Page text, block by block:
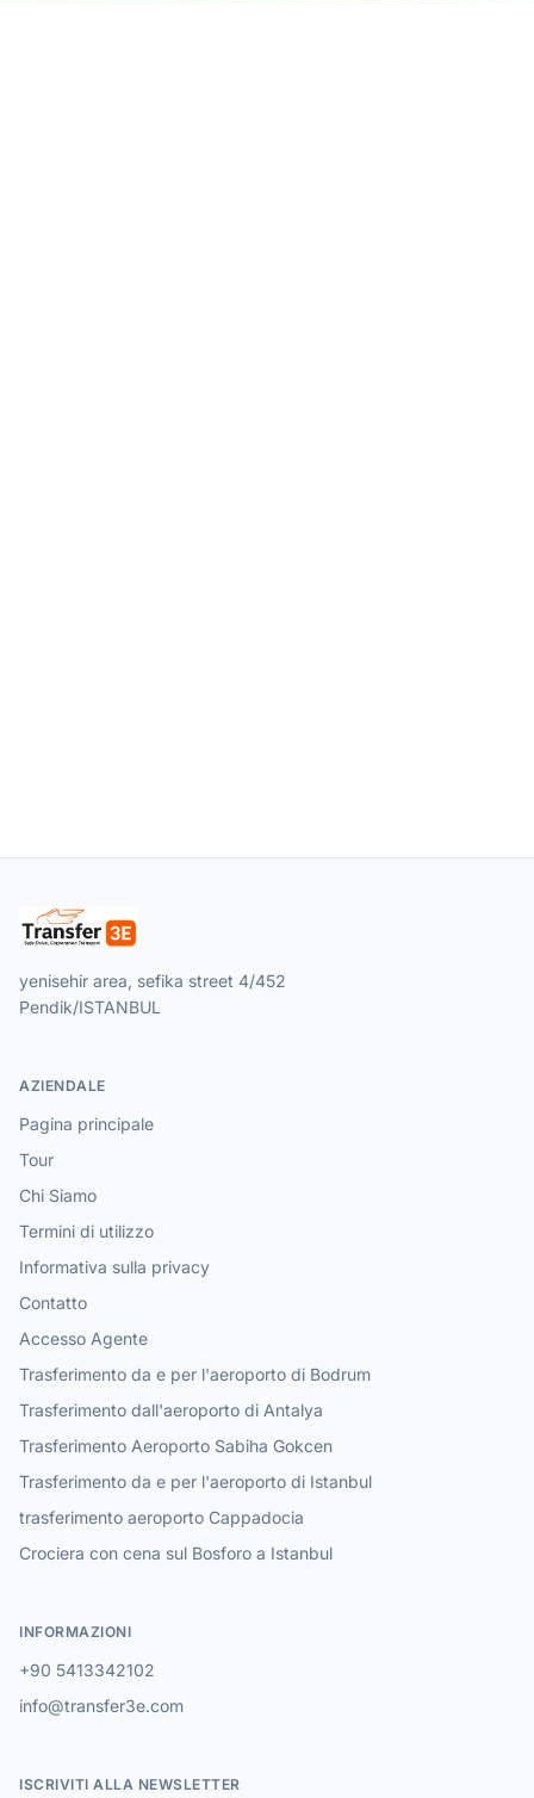
yenisehir area, sefika street 4/452
Pendik/ISTANBUL
AZIENDALE
Pagina principale
Tour
Chi Siamo
Termini di utilizzo
Informativa sulla privacy
Contatto
Accesso Agente
Trasferimento da e per l'aeroporto di Bodrum
Trasferimento dall'aeroporto di Antalya
Trasferimento Aeroporto Sabiha Gokcen
Trasferimento da e per l'aeroporto di Istanbul
trasferimento aeroporto Cappadocia
Crociera con cena sul Bosforo a Istanbul
INFORMAZIONI
+90 5413342102
info@transfer3e.com
ISCRIVITI ALLA NEWSLETTER